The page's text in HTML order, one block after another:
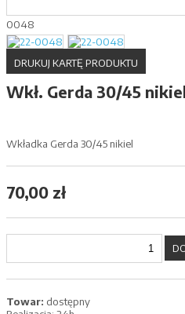
0048
DRUKUJ KARTĘ PRODUKTU
Wkł. Gerda 30/45
Wkładka Gerda 30/45 nikiel
70,00 zł
Towar: dostępny